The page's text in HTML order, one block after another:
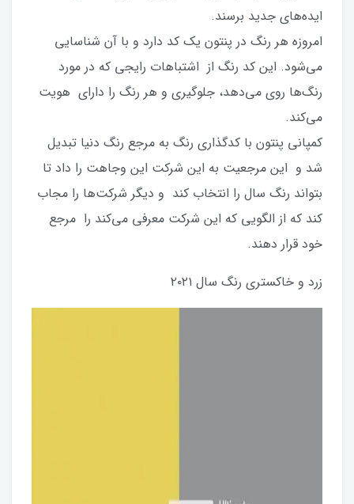
ایده‌های جدید برسند.
امروزه هر رنگ در پنتون یک کد دارد و با آن شناسایی
می‌شود. این کد رنگ از اشتباهات رایجی که در مورد
رنگ‌ها روی می‌دهد، جلوگیری و هر رنگ را دارای هویت
می‌کند.
کمپانی پنتون با کدگذاری رنگ به مرجع رنگ دنیا تبدیل
شد و این مرجعیت به این شرکت این وجاهت را داد تا
بتواند رنگ سال را انتخاب کند و دیگر شرکت‌ها را مجاب
کند که از الگویی که این شرکت معرفی می‌کند را مرجع
خود قرار دهند.
زرد و خاکستری رنگ سال ۲۰۲۱